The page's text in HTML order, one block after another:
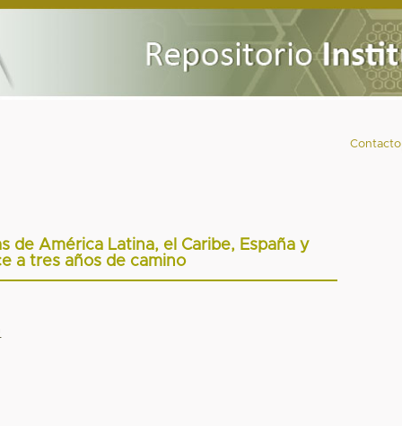
Contacto
de América Latina, el Caribe, España y
a tres años de camino